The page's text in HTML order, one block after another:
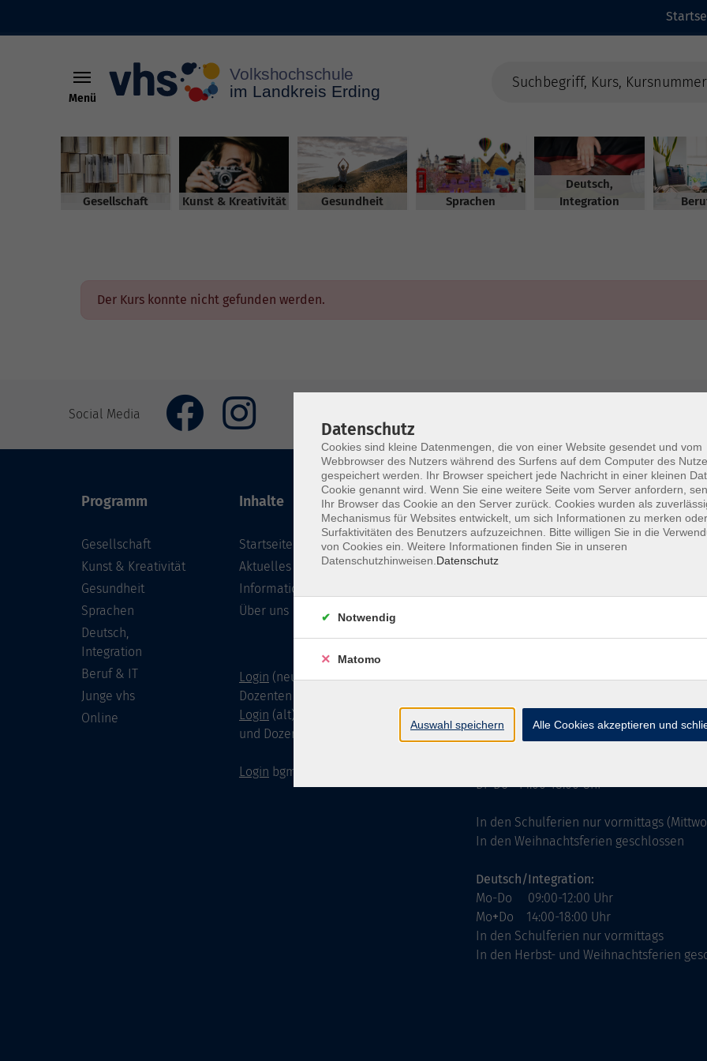
Menü
Gesellschaft Kunst & Kreativität Gesundheit Sprachen
Deutsch,
Integration
Der Kurs konnte nicht gefunden werden.
Social Media
Programm
Gesellschaft
Kunst & Kreativität
Gesundheit
Sprachen
Deutsch,
Integration
Beruf & IT
Junge vhs
Online
Inhalte
Startseite
Aktuelles
Informationen
Über uns
Login (neu) für Dozentinnen und
Dozenten
Login (alt) für Dozentinnen
und Dozenten
Login bgm-cloud
Volkshochschule im Lkr. Erding
Zweckverband Volkshochschule im Lkr.
Lethnerstr. 13
85435 ErdingGoogleMaps®
Servicezeiten
allgemein:
Di+Do 14:00-18:00 Uhr
In den Schulferien nur vormittags
In den Weihnachtsferien geschlossen
Deutsch/Integration:
Mo-Do 09:00-12:00 Uhr
Mo+Do 14:00-18:00 Uhr
In den Schulferien nur vormittags
In den Herbst- und Weihnachtsferien
Datenschutz
Cookies sind kleine Datenmengen, die von einer Website gesendet und vom
Webbrowser des Nutzers während des Surfens auf dem Computer des
gespeichert werden. Ihr Browser speichert jede Nachricht in einer kleinen
Cookie genannt wird. Wenn Sie eine weitere Seite vom Server anfordern,
Ihr Browser das Cookie an den Server zurück. Cookies wurden als
Mechanismus für Websites entwickelt, um sich Informationen zu merken
Surfaktivitäten des Benutzers aufzuzeichnen. Bitte willigen Sie in die
von Cookies ein. Weitere Informationen finden Sie in unseren
Datenschutzhinweisen. Datenschutz
Notwendig
Matomo
Auswahl speichern Alle Cookies akzeptieren und